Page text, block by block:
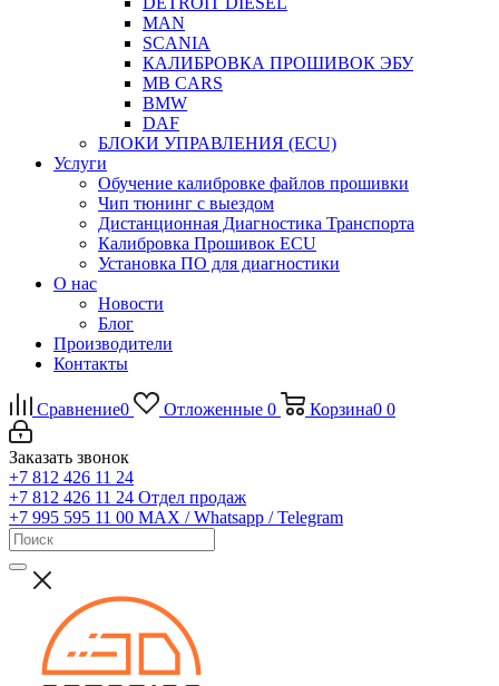
MAN
SCANIA
КАЛИБРОВКА ПРОШИВОК ЭБУ
MB CARS
BMW
DAF
БЛОКИ УПРАВЛЕНИЯ (ECU)
Услуги
Обучение калибровке файлов прошивки
Чип тюнинг с выездом
Дистанционная Диагностика Транспорта
Калибровка Прошивок ECU
Установка ПО для диагностики
О нас
Новости
Блог
Производители
Контакты
Сравнение0 Отложенные 0 Корзина0 0
Заказать звонок
+7 812 426 11 24
+7 812 426 11 24 Отдел продаж
+7 995 595 11 00 MAX / Whatsapp / Telegram